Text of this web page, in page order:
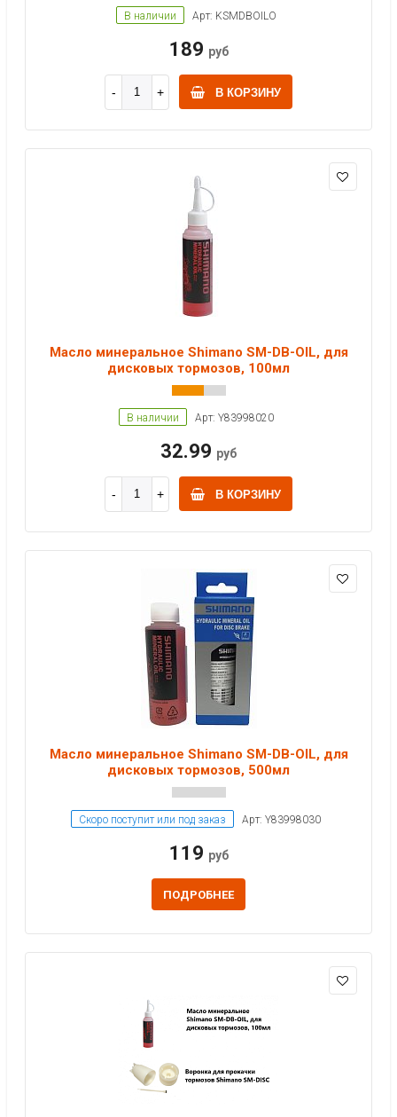
В наличии Арт: KSMDBOILO
189 руб
В КОРЗИНУ
Масло минеральное Shimano SM-DB-OIL, для
дисковых тормозов, 100мл
В наличии Арт: Y83998020
32.99 руб
В КОРЗИНУ
Масло минеральное Shimano SM-DB-OIL, для
дисковых тормозов, 500мл
Скоро поступит или под заказ Арт: Y83998030
119 руб
ПОДРОБНЕЕ